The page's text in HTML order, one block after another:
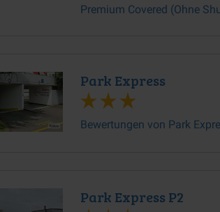
Premium Covered (Ohne
Park Express
Bewertungen von Park
Park Express P2